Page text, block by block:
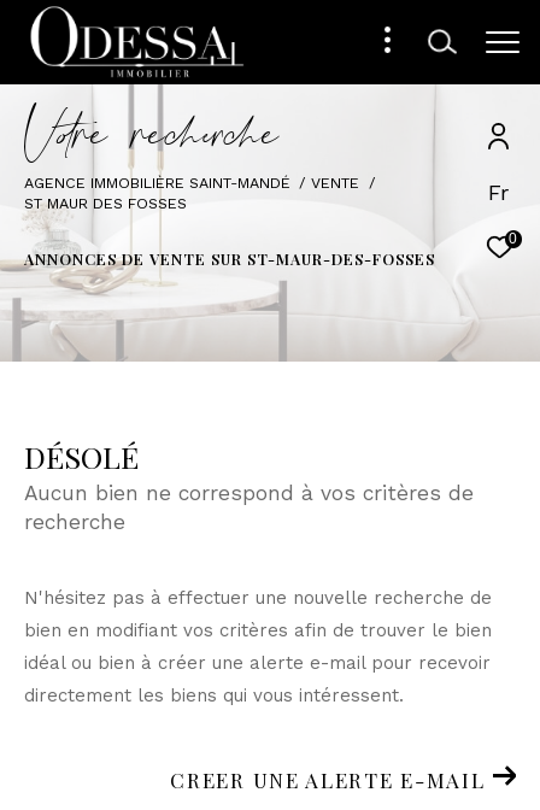
Fr
0
Vore recece
AGENCE IMMOBILIÈRE SAINT-MANDÉ
VENTE
ST MAUR DES FOSSES
ANNONCES DE VENTE SUR ST-MAUR-DES-FOSSES
DÉSOLÉ
Aucun bien ne correspond à vos critères de
recherche
N'hésitez pas à effectuer une nouvelle recherche de
bien en modifiant vos critères afin de trouver le bien
idéal ou bien à créer une alerte e-mail pour recevoir
directement les biens qui vous intéressent.
CREER UNE ALERTE E-MAIL